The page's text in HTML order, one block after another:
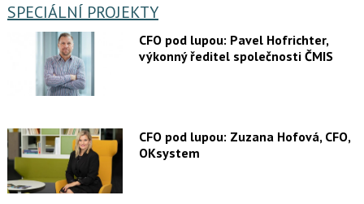
SPECIÁLNÍ PROJEKTY
CFO pod lupou: Pavel Hofrichter,
výkonný ředitel společnosti ČMIS
CFO pod lupou: Zuzana Hofová, CFO,
OKsystem